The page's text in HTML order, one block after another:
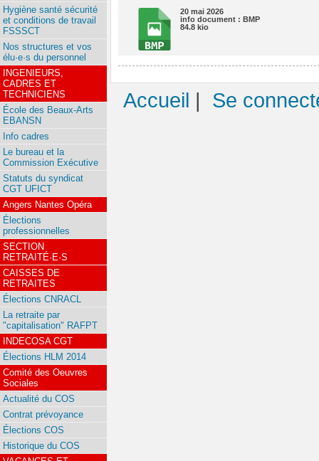
20 mai 2026
info document : BMP
84.8 kio
Hygiène santé sécurité
et conditions de travail
FSSSCT
Nos structures et vos
élu·e·s du personnel
INGENIEURS,
CADRES ET
TECHNICIENS
École des Beaux-Arts
EBANSN
Info cadres
Le bureau et la
Commission Exécutive
Statuts du syndicat
CGT UFICT
Angers Nantes Opéra
Élections
professionnelles
SECTION
RETRAITÉ·E·S
CAISSES DE
RETRAITES
Élections CNRACL
La retraite par
"capitalisation" RAFPT
INDECOSA CGT
Élections HLM 2014
Comité des Oeuvres
Sociales
Actualité du COS
Contrat prévoyance
Élections COS
Historique du COS
Accueil | Se